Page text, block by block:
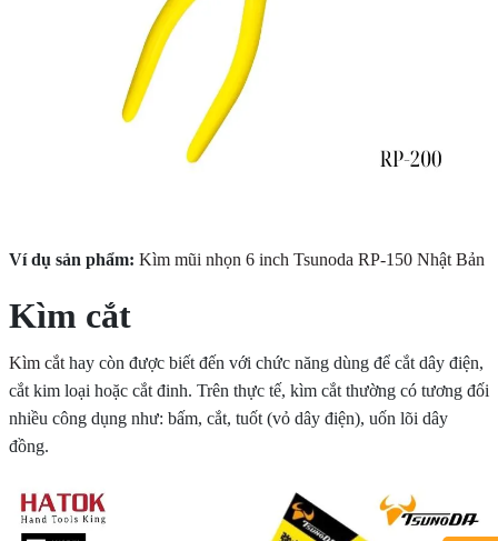
Ví dụ sản phẩm: Kìm mũi nhọn 6 inch Tsunoda RP-150 Nhật Bản
Kìm cắt
Kìm cắthay còn được biết đến với chức năng dùng để cắt dây điện,
cắt kim loại hoặc cắt đinh. Trên thực tế, kìm cắt thường có tương đối
nhiều công dụng như: bấm, cắt, tuốt (vỏ dây điện), uốn lõi dây
đồng.